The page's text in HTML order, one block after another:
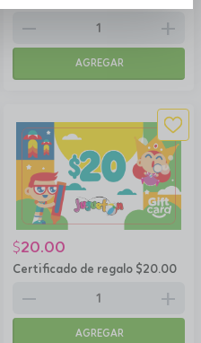
remove add
AGREGAR
Certificado de regalo $20.00
$20.00
remove add
AGREGAR